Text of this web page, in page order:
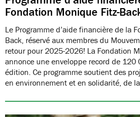
Fondation Monique Fitz-
Le Programme d’aide financière de la
Back, réservé aux membres du
retour pour 2025-2026! La Fondation
annonce une enveloppe record de
édition. Ce programme soutient des
en environnement et en solidarité, de